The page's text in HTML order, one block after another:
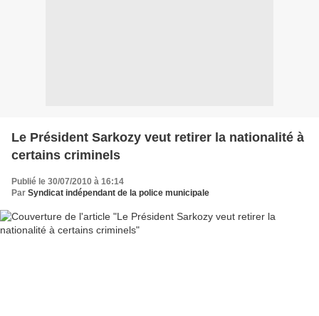
Le Président Sarkozy veut retirer la nationalité à
certains criminels
Publié le 30/07/2010 à 16:14
Par Syndicat indépendant de la police municipale